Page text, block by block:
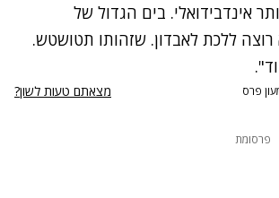
אינדבידואלי. בים הגדול של
ללכת לאבדון. שזהותו תטושטש.
פרס מצאתם טעות לשון?
פרסומת